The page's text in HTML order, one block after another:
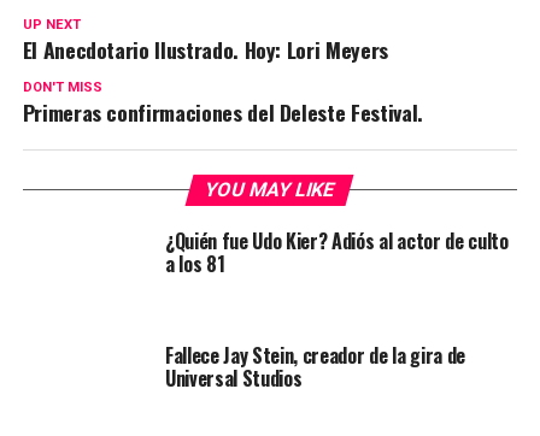
UP NEXT
El Anecdotario Ilustrado. Hoy: Lori Meyers
DON'T MISS
Primeras confirmaciones del Deleste Festival.
YOU MAY LIKE
¿Quién fue Udo Kier? Adiós al actor de culto
a los 81
Fallece Jay Stein, creador de la gira de
Universal Studios